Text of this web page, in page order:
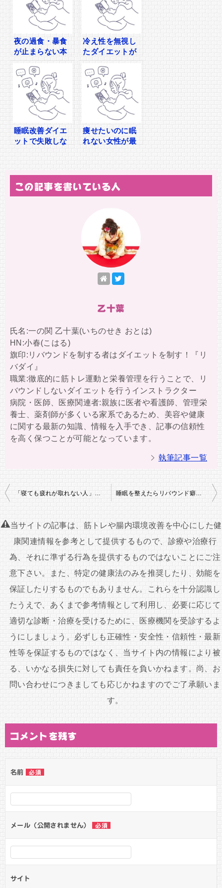
夜の過食・暴食
が止まらない本
当の原因は睡眠
だった
冷え性を無視し
たダイエットが
失敗する理由
睡眠改善ダイエ
ットで失敗しな
痩せたいのに眠
れない女性が最
この記事を書いている人
乙十葉
氏名:一の関 乙十葉(いちのせき おとは)
HN:小春(こはる)
旗印:リバウンドを制する者はダイエットを制す！『リ
バダイ』
職業:徹底的に筋トレ運動と栄養管理を行うことで、リ
バウンドしないダイエットを行うインストラクター
病院・医師、医療関連者:親族に医者や看護師、管理栄
養士、薬剤師が多くいる家系であるため、美容や健康
に関する最新の知識、情報を入手でき、記事の信頼性
を高く保つことが可能となっています。
執筆記事一覧
投
ナ
ゲ
ー
シ
ョ
ン
「寝ても疲れが取れない人」が必ず太る心理的理由 睡眠を整えたらリバウンド癖が消えた｜メンタル痩せの新常識
当サイトの記事は、筋トレや腸内環境改善を中心にした健
康関連情報を参考として提供するもので、診療や治療行
為、それに準ずる行為を提供するものではないことにご注
意下さい。また、特定の健康法のみを推奨したり、効能を
保証したりするものでもありません。これらを十分認識し
たうえで、あくまで参考情報として利用し、必要に応じて
適切な診断・治療を受けるために、医療機関を受診するよ
うにしましょう。必ずしも正確性・安全性・信頼性・最新
性等を保証するものではなく、当サイト内の情報により被
る、いかなる損失に対しても責任を負いかねます。尚、お
問い合わせにつきましても応じかねますのでご了承願いま
す。
コメントを残す
名前 必須
メール（公開されません） 必須
サイト